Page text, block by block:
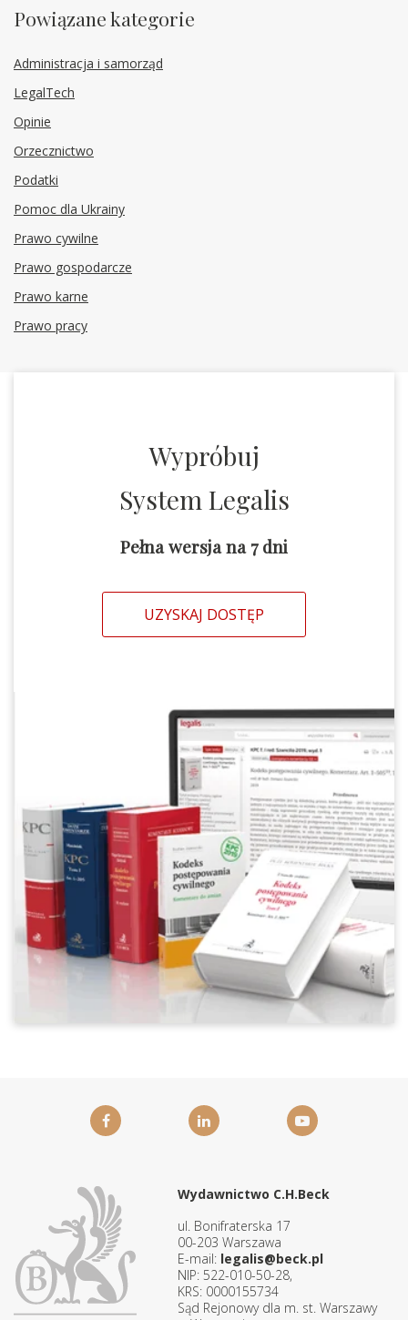
Powiązane kategorie
Administracja i samorząd
LegalTech
Opinie
Orzecznictwo
Podatki
Pomoc dla Ukrainy
Prawo cywilne
Prawo gospodarcze
Prawo karne
Prawo pracy
Wypróbuj
System Legalis
Pełna wersja na 7 dni
UZYSKAJ DOSTĘP
Wydawnictwo C.H.Beck
ul. Bonifraterska 17
00-203 Warszawa
E-mail: legalis@beck.pl
NIP: 522-010-50-28,
KRS: 0000155734
Sąd Rejonowy dla m. st. Warszawy